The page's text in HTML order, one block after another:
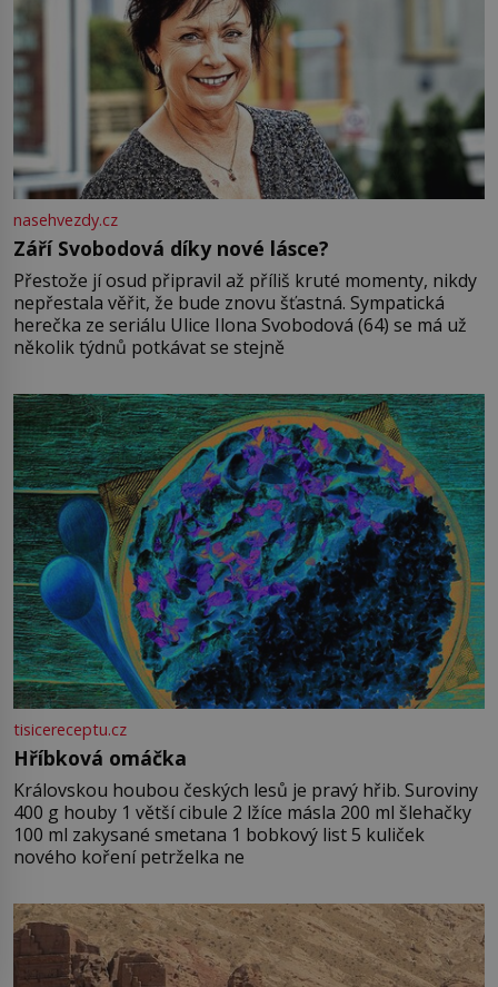
nasehvezdy.cz
Září Svobodová díky nové lásce?
Přestože jí osud připravil až příliš kruté momenty, nikdy
nepřestala věřit, že bude znovu šťastná. Sympatická
herečka ze seriálu Ulice Ilona Svobodová (64) se má už
několik týdnů potkávat se stejně
tisicereceptu.cz
Hříbková omáčka
Královskou houbou českých lesů je pravý hřib. Suroviny
400 g houby 1 větší cibule 2 lžíce másla 200 ml šlehačky
100 ml zakysané smetana 1 bobkový list 5 kuliček
nového koření petrželka ne